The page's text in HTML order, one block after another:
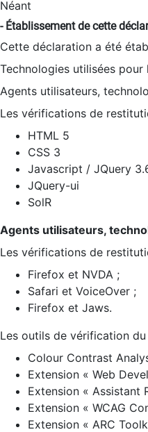
Néant
- Établissement de cette
Cette déclaration a été
Technologies utilisées
Agents utilisateurs,
Les vérifications de
HTML 5
CSS 3
Javascript / JQuery
JQuery-ui
SolR
Agents utilisateurs,
Les vérifications de
Firefox et NVDA ;
Safari et VoiceOver ;
Firefox et Jaws.
Les outils de vérification
Colour Contrast
Extension « Web
Extension « Assistant
Extension « WCAG
Extension « ARC